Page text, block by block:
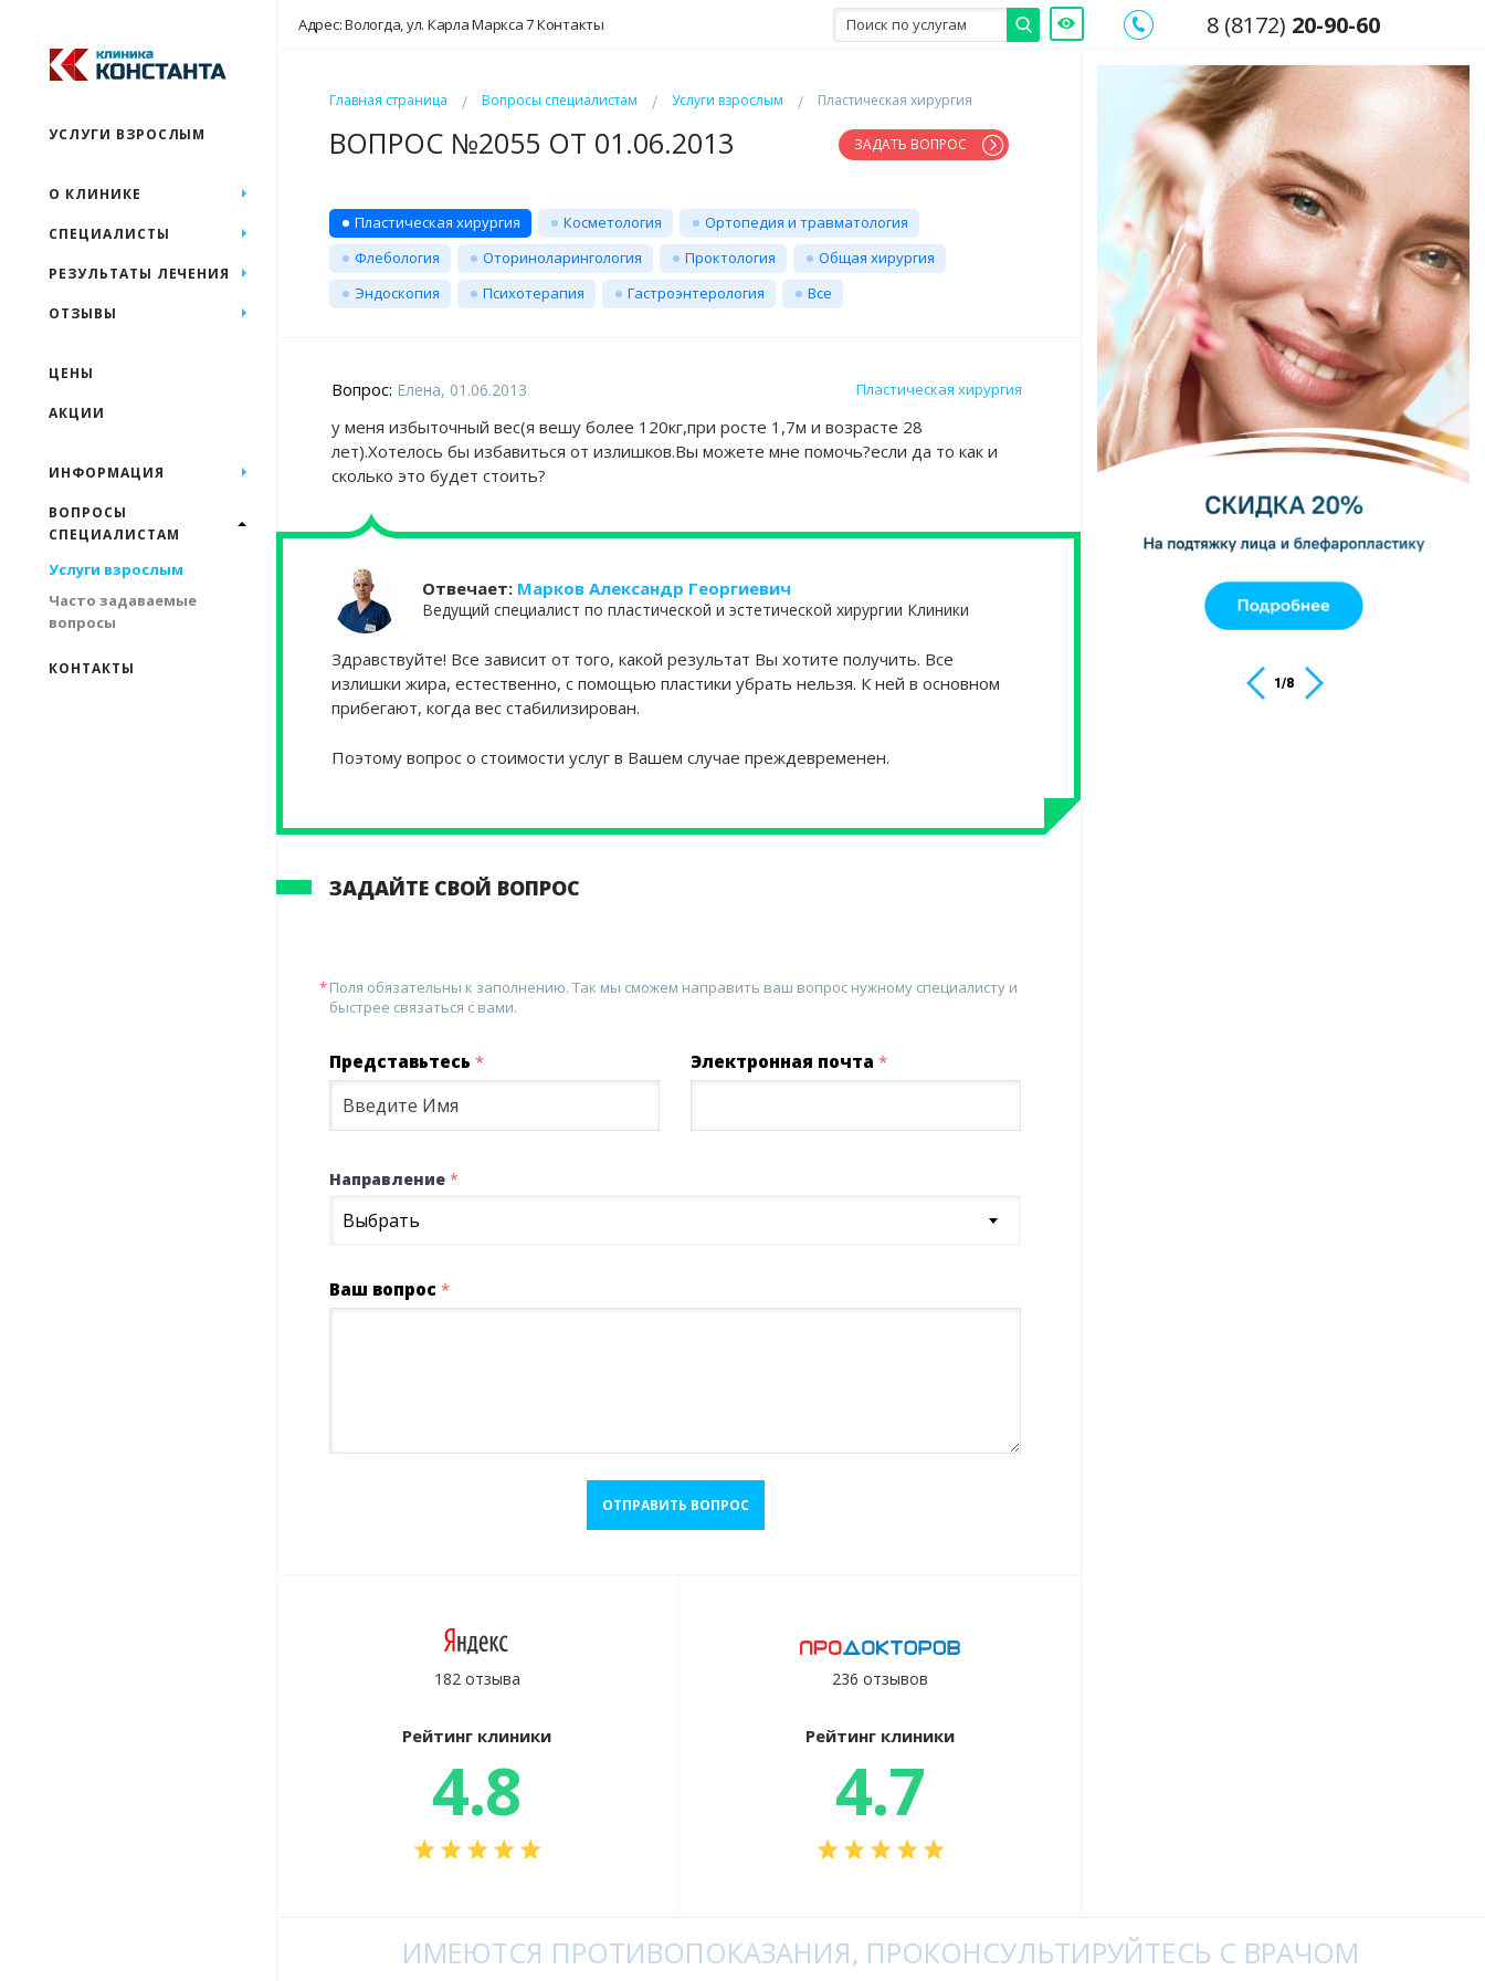
Адрес: Вологда, ул. Карла Маркса 7Контакты 8 (8172) 20-90-60
Главная страница Вопросы специалистам Услуги взрослым Пластическая хирургия
ВОПРОС №2055 ОТ 01.06.2013 ЗАДАТЬ ВОПРОС
Пластическая хирургия Косметология
Ортопедия и травматология
Флебология
Оториноларингология Проктология
Общая хирургия
Эндоскопия
Психотерапия Гастроэнтерология Все
Вопрос: Елена, 01.06.2013 Пластическая хирургия
у меня избыточный вес(я вешу более 120кг,при росте 1,7м и возрасте 28
лет).Хотелось бы избавиться от излишков.Вы можете мне помочь?если да то как и
сколько это будет стоить?
Отвечает: Марков Александр Георгиевич
Ведущий специалист по пластической и эстетической хирургии Клиники
Здравствуйте! Все зависит от того, какой результат Вы хотите получить. Все
излишки жира, естественно, с помощью пластики убрать нельзя. К ней в основном
прибегают, когда вес стабилизирован.
Поэтому вопрос о стоимости услуг в Вашем случае преждевременен.
ЗАДАЙТЕ СВОЙ ВОПРОС
Поля обязательны к заполнению. Так мы сможем направить ваш вопрос нужному специалисту и
быстрее связаться с вами.
Представьтесь * Электронная почта*
Направление *
Выбрать
Ваш вопрос *
ОТПРАВИТЬ ВОПРОС
182 отзыва
Рейтинг клиники
4.8
236 отзывов
Рейтинг клиники
4.7
1/8
УСЛУГИ ВЗРОСЛЫМ
О КЛИНИКЕ
СПЕЦИАЛИСТЫ
РЕЗУЛЬТАТЫ ЛЕЧЕНИЯ
ОТЗЫВЫ
ЦЕНЫ
АКЦИИ
ИНФОРМАЦИЯ
ВОПРОСЫ
СПЕЦИАЛИСТАМ
Услуги взрослым
Часто задаваемые
вопросы
КОНТАКТЫ
ИМЕЮТСЯ ПРОТИВОПОКАЗАНИЯ, ПРОКОНСУЛЬТИРУЙТЕСЬ С ВРАЧОМ